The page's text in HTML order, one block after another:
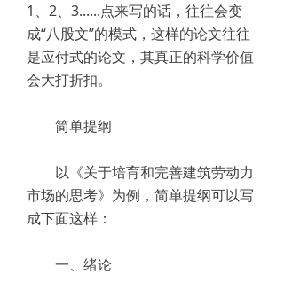
1、2、3......点来写的话，往往会变
成“八股文”的模式，这样的论文往往
是应付式的论文，其真正的科学价值
会大打折扣。
简单提纲
以《关于培育和完善建筑劳动力
市场的思考》为例，简单提纲可以写
成下面这样：
一、绪论